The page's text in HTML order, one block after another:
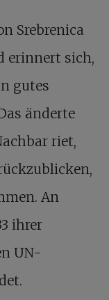
Srebrenica
erinnert sich,
gutes
änderte
riet,
An
ihrer
UN-